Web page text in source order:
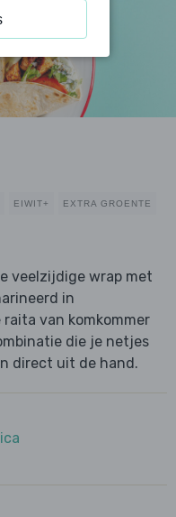
EIWIT+ EXTRA GROENTE
veelzijdige wrap met
in
van komkommer
die je netjes
direct uit de hand.